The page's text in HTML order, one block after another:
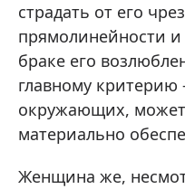
страдать от его
прямолинейности и
браке его
главному критерию
окружающих, может
материально
Женщина же,